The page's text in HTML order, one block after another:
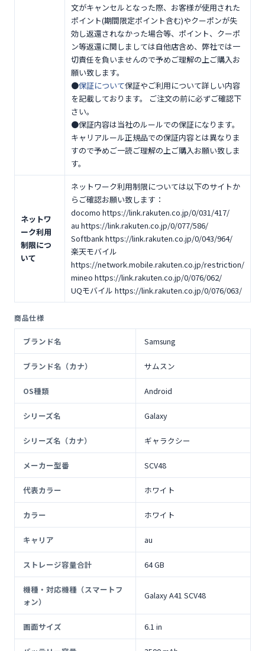
文がキャンセルとなった際、お客様が使用された
ポイント(期間限定ポイント含む)やクーポンが失
効し返還されなかった場合等、ポイント、クーポ
ン等返還に関しましては自他店含め、弊社では一
切責任を負いませんので予めご理解の上ご購入お
願い致します。
●保証について保証やご利用について詳しい内容
を記載しております。 ご注文の前に必ずご確認下
さい。
●保証内容は当社のルールでの保証になります。
キャリアルール正規品での保証内容とは異なりま
すので予めご一読ご理解の上ご購入お願い致しま
す。
ネットワ
ーク利用
制限につ
いて
ネットワーク利用制限については以下のサイトか
らご確認お願い致します：
docomo https://link.rakuten.co.jp/0/031/417/
au https://link.rakuten.co.jp/0/077/586/
Softbank https://link.rakuten.co.jp/0/043/964/
楽天モバイル
https://network.mobile.rakuten.co.jp/restriction/
mineo https://link.rakuten.co.jp/0/076/062/
UQモバイル https://link.rakuten.co.jp/0/076/063/
商品仕様
ブランド名 Samsung
ブランド名（カナ） サムスン
OS種類 Android
シリーズ名 Galaxy
シリーズ名（カナ） ギャラクシー
メーカー型番 SCV48
代表カラー ホワイト
カラー ホワイト
キャリア au
ストレージ容量合計 64 GB
機種・対応機種（スマートフ
ォン）
Galaxy A41 SCV48
画面サイズ 6.1 in